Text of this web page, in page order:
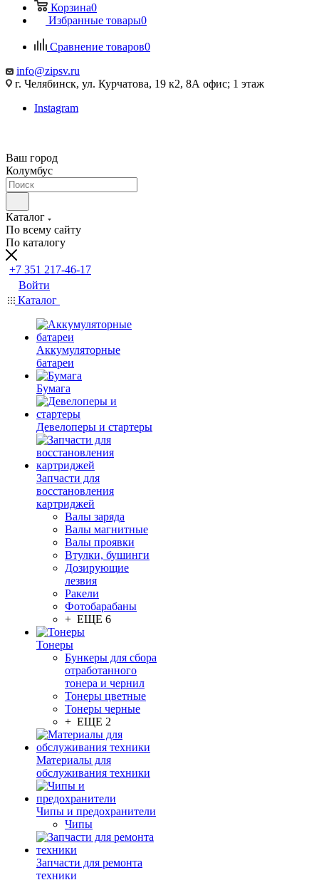
Корзина0
Избранные товары0
Сравнение товаров0
info@zipsv.ru
г. Челябинск, ул. Курчатова, 19 к2, 8А офис; 1 этаж
Instagram
Ваш город
Колумбус
Каталог
По всему сайту
По каталогу
+7 351 217-46-17
Войти
Каталог
Аккумуляторные
батареи
Бумага
Девелоперы и стартеры
Запчасти для
восстановления
картриджей
Валы заряда
Валы магнитные
Валы проявки
Втулки, бушинги
Дозирующие
лезвия
Ракели
Фотобарабаны
+ ЕЩЕ 6
Тонеры
Бункеры для сбора
отработанного
тонера и чернил
Тонеры цветные
Тонеры черные
+ ЕЩЕ 2
Материалы для
обслуживания техники
Чипы и предохранители
Чипы
Запчасти для ремонта
техники